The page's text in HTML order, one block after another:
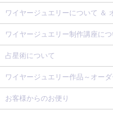
ワイヤージュエリーについて ＆
ワイヤージュエリー制作講座につ
占星術について
ワイヤージュエリー作品～オー
お客様からのお便り